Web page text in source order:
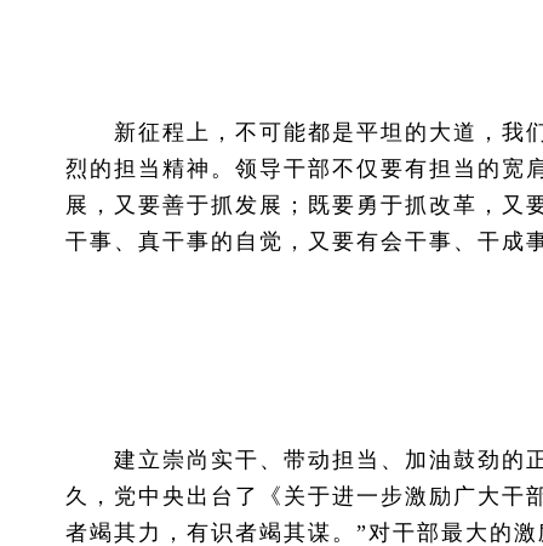
新征程上，不可能都是平坦的大道，我们
烈的担当精神。领导干部不仅要有担当的宽
展，又要善于抓发展；既要勇于抓改革，又
干事、真干事的自觉，又要有会干事、干成
建立崇尚实干、带动担当、加油鼓劲的正
久，党中央出台了《关于进一步激励广大干
者竭其力，有识者竭其谋。”对干部最大的